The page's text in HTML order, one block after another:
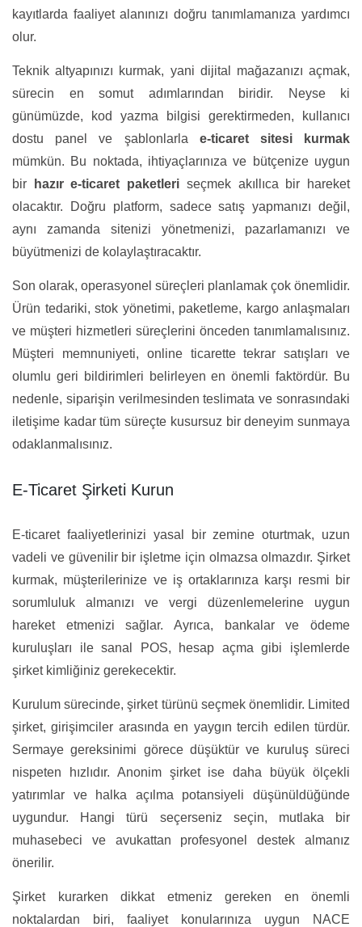
kayıtlarda faaliyet alanınızı doğru tanımlamanıza yardımcı
olur.
Teknik altyapınızı kurmak, yani dijital mağazanızı açmak,
sürecin en somut adımlarından biridir. Neyse ki
günümüzde, kod yazma bilgisi gerektirmeden, kullanıcı
dostu panel ve şablonlarla e-ticaret sitesi kurmak
mümkün. Bu noktada, ihtiyaçlarınıza ve bütçenize uygun
bir
hazır e-ticaret paketleri seçmek akıllıca bir hareket
olacaktır. Doğru platform, sadece satış yapmanızı değil,
aynı zamanda sitenizi yönetmenizi, pazarlamanızı ve
büyütmenizi de kolaylaştıracaktır.
Son olarak, operasyonel süreçleri planlamak çok önemlidir.
Ürün tedariki, stok yönetimi, paketleme, kargo anlaşmaları
ve müşteri hizmetleri süreçlerini önceden tanımlamalısınız.
Müşteri memnuniyeti, online ticarette tekrar satışları ve
olumlu geri bildirimleri belirleyen en önemli faktördür. Bu
nedenle, siparişin verilmesinden teslimata ve sonrasındaki
iletişime kadar tüm süreçte kusursuz bir deneyim sunmaya
odaklanmalısınız.
E-Ticaret Şirketi Kurun
E-ticaret faaliyetlerinizi yasal bir zemine oturtmak, uzun
vadeli ve güvenilir bir işletme için olmazsa olmazdır. Şirket
kurmak, müşterilerinize ve iş ortaklarınıza karşı resmi bir
sorumluluk almanızı ve vergi düzenlemelerine uygun
hareket etmenizi sağlar. Ayrıca, bankalar ve ödeme
kuruluşları ile sanal POS, hesap açma gibi işlemlerde
şirket kimliğiniz gerekecektir.
Kurulum sürecinde, şirket türünü seçmek önemlidir. Limited
şirket, girişimciler arasında en yaygın tercih edilen türdür.
Sermaye gereksinimi görece düşüktür ve kuruluş süreci
nispeten hızlıdır. Anonim şirket ise daha büyük ölçekli
yatırımlar ve halka açılma potansiyeli düşünüldüğünde
uygundur. Hangi türü seçerseniz seçin, mutlaka bir
muhasebeci ve avukattan profesyonel destek almanız
önerilir.
Şirket kurarken dikkat etmeniz gereken en önemli
noktalardan biri, faaliyet konularınıza uygun NACE